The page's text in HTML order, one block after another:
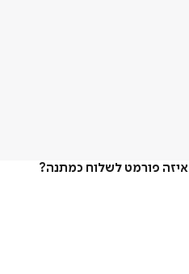
איזה פורמט לשלוח כמתנה?